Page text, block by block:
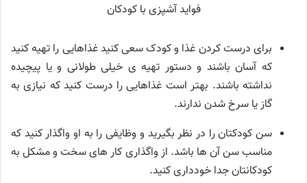
فواید آشپزی با کودکان
برای درست کردن غذا و کودک سعی کنید غذاهایی را تهیه کنید
که آسان باشند و دستور تهیه ی خیلی طولانی و یا پیچیده
نداشته باشند. بهتر است غذاهایی را درست کنید که نیازی به
گاز یا سرخ شدن ندارند.
سن کودکتان را در نظر بگیرید و وظایفی را به او واگذار کنید که
مناسب سن آن ها باشد. از واگذاری کار های سخت و مشکل به
کودکانتان جدا خودداری کنید.